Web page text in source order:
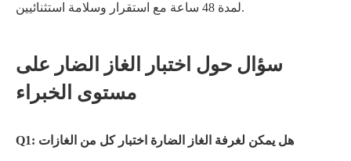
لمدة 48 ساعة مع استقرار وسلامة استثنائيين.
سؤال حول اختبار الغاز الضار على
مستوى الخبراء
Q1: هل يمكن لغرفة الغاز الضارة اختبار كل من الغازات